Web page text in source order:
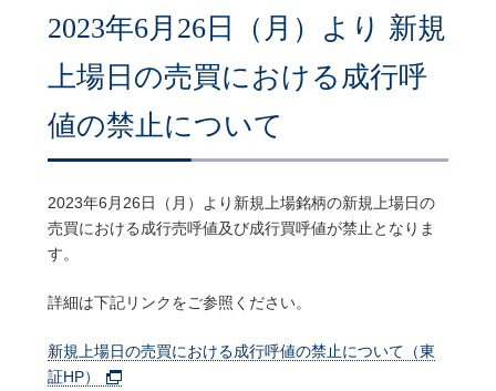
2023年6月26日（月）より 新規
上場日の売買における成行呼
値の禁止について
2023年6月26日（月）より新規上場銘柄の新規上場日の
売買における成行売呼値及び成行買呼値が禁止となりま
す。
詳細は下記リンクをご参照ください。
新規上場日の売買における成行呼値の禁止について（東
証HP）